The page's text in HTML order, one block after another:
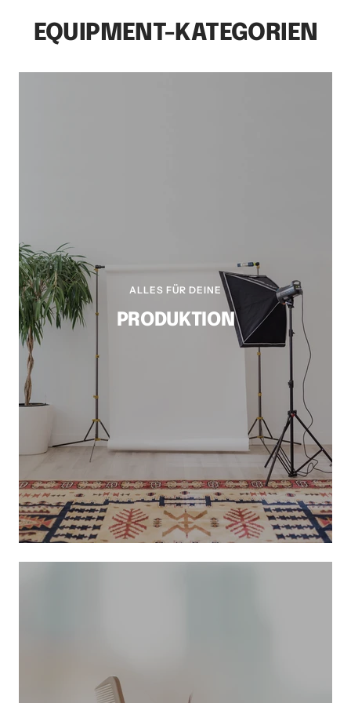
EQUIPMENT-KATEGORIEN
ALLES FÜR DEINE
PRODUKTION